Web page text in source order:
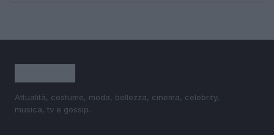
Attualità, costume, moda, bellezza, cinema, celebrity,
musica, tv e gossip.